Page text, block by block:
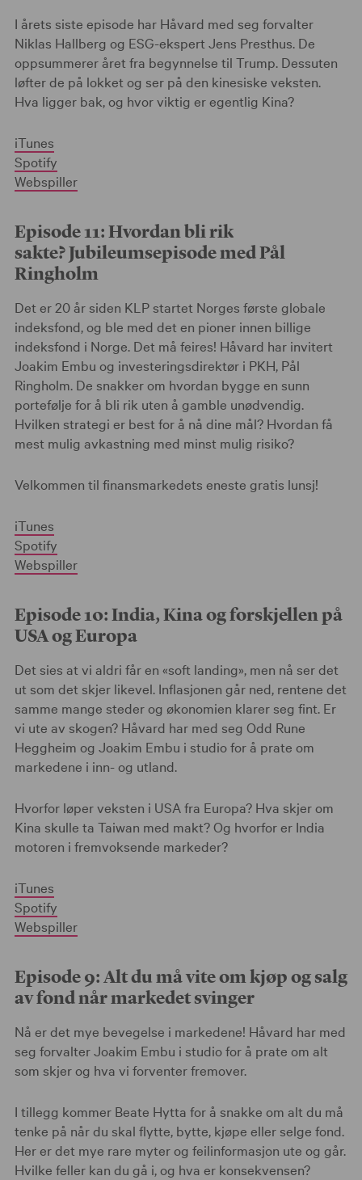
I årets siste episode har Håvard med seg forvalter
Niklas Hallberg og ESG-ekspert Jens Presthus. De
oppsummerer året fra begynnelse til Trump. Dessuten
løfter de på lokket og ser på den kinesiske veksten.
Hva ligger bak, og hvor viktig er egentlig Kina?
iTunes
Spotify
Webspiller
Episode 11: Hvordan bli rik
sakte? Jubileumsepisode med Pål
Ringholm
Det er 20 år siden KLP startet Norges første globale
indeksfond, og ble med det en pioner innen billige
indeksfond i Norge. Det må feires! Håvard har invitert
Joakim Embu og investeringsdirektør i PKH, Pål
Ringholm. De snakker om hvordan bygge en sunn
portefølje for å bli rik uten å gamble unødvendig.
Hvilken strategi er best for å nå dine mål? Hvordan få
mest mulig avkastning med minst mulig risiko?
Velkommen til finansmarkedets eneste gratis lunsj!
iTunes
Spotify
Webspiller
Episode 10: India, Kina og forskjellen på
USA og Europa
Det sies at vi aldri får en «soft landing», men nå ser det
ut som det skjer likevel. Inflasjonen går ned, rentene det
samme mange steder og økonomien klarer seg fint. Er
vi ute av skogen? Håvard har med seg Odd Rune
Heggheim og Joakim Embu i studio for å prate om
markedene i inn- og utland.
Hvorfor løper veksten i USA fra Europa? Hva skjer om
Kina skulle ta Taiwan med makt? Og hvorfor er India
motoren i fremvoksende markeder?
iTunes
Spotify
Webspiller
Episode 9: Alt du må vite om kjøp og salg
av fond når markedet svinger
Nå er det mye bevegelse i markedene! Håvard har med
seg forvalter Joakim Embu i studio for å prate om alt
som skjer og hva vi forventer fremover.
I tillegg kommer Beate Hytta for å snakke om alt du må
tenke på når du skal flytte, bytte, kjøpe eller selge fond.
Her er det mye rare myter og feilinformasjon ute og går.
Hvilke feller kan du gå i, og hva er konsekvensen?